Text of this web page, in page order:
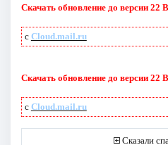
Скачать обновление до версии
с Cloud.mail.ru
Скачать обновление до версии
с Cloud.mail.ru
Сказали